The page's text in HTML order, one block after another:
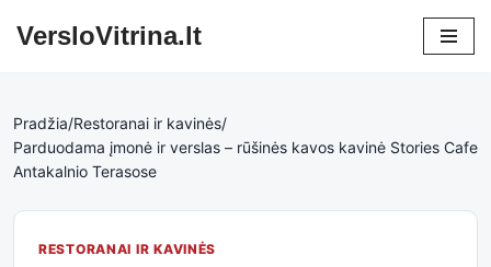
VersloVitrina.lt
Pradžia/Restoranai ir kavinės/
Parduodama įmonė ir verslas – rūšinės kavos kavinė Stories Cafe
Antakalnio Terasose
RESTORANAI IR KAVINĖS